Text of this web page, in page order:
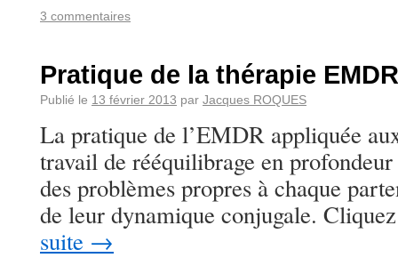
3 commentaires
Pratique de la thérapie
Publié le 13 février 2013 par Jacques ROQUES
La pratique de l’EMDR appliquée
travail de rééquilibrage en
des problèmes propres à chaque
de leur dynamique conjugale.
suite →